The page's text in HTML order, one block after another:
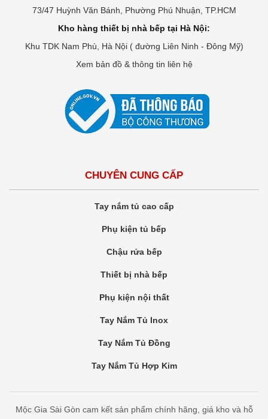
73/47 Huỳnh Văn Bánh, Phường Phú Nhuận, TP.HCM
Kho hàng thiết bị nhà bếp tại Hà Nội:
Khu TDK Nam Phù, Hà Nội ( đường Liên Ninh - Đông Mỹ)
Xem bản đồ & thông tin liên hệ
CHUYÊN CUNG CẤP
Tay nắm tủ cao cấp
Phụ kiện tủ bếp
Chậu rửa bếp
Thiết bị nhà bếp
Phụ kiện nội thất
Tay Nắm Tủ Inox
Tay Nắm Tủ Đồng
Tay Nắm Tủ Hợp Kim
Mộc Gia Sài Gòn cam kết sản phẩm chính hãng, giá kho và hỗ